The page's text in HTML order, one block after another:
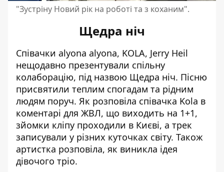
"Зустріну Новий рік на роботі та з коханим".
Щедра ніч
Співачки alyona alyona, KOLA, Jerry Heil
нещодавно презентували спільну
колаборацію, під назвою Щедра ніч. Пісню
присвятили теплим спогадам та рідним
людям поруч. Як розповіла співачка Kola в
коментарі для ЖВЛ, що виходить на 1+1,
зйомки кліпу проходили в Києві, а трек
записували у різних куточках світу. Також
артистка розповіла, як виникла ідея
дівочого тріо.